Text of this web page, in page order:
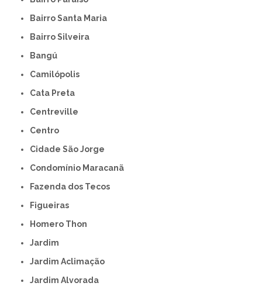
Bairro Santa Maria
Bairro Silveira
Bangú
Camilópolis
Cata Preta
Centreville
Centro
Cidade São Jorge
Condomínio Maracanã
Fazenda dos Tecos
Figueiras
Homero Thon
Jardim
Jardim Aclimação
Jardim Alvorada